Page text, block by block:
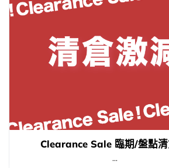
Clearance Sale 臨期/盤點
...